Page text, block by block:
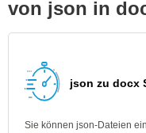
von json in
json zu docx
Sie können json-Dateien